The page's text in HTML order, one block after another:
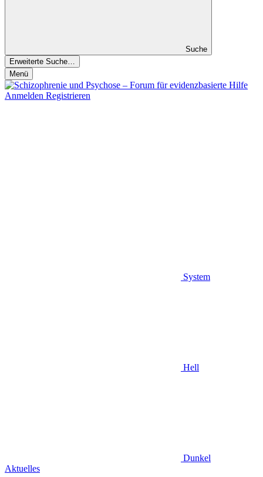
Suche
Erweiterte Suche…
Menü
Anmelden Registrieren
System
Hell
Dunkel
Aktuelles